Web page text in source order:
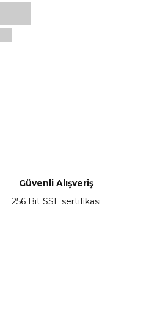
Güvenli Alışveriş
256 Bit SSL sertifikası